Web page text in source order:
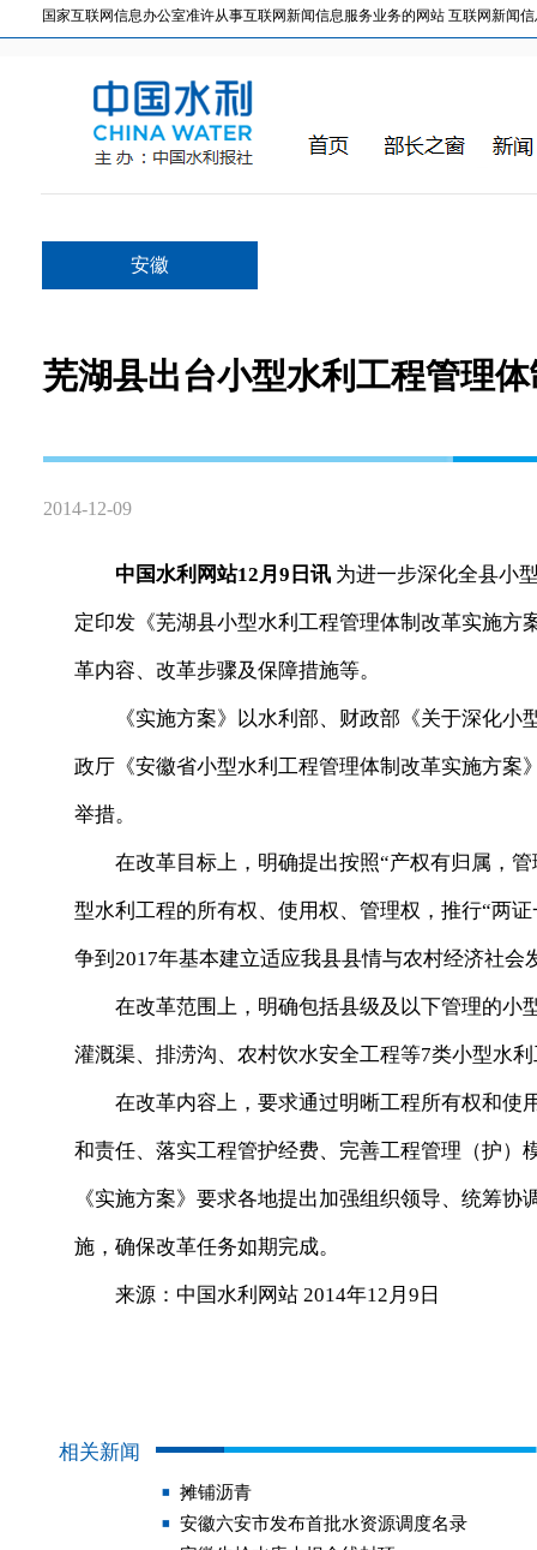
国家互联网信息办公室准许从事互联网新闻信息服务业务的网站 互联网新闻信
安徽
芜湖县出台小型水利工程管理
2014-12-09
中国水利网站12月9日讯 为进一步深化全县小
定印发《芜湖县小型水利工程管理体制改革实施
革内容、改革步骤及保障措施等。
《实施方案》以水利部、财政部《关于深化小
政厅《安徽省小型水利工程管理体制改革实施方
举措。
在改革目标上，明确提出按照“产权有归属，管
型水利工程的所有权、使用权、管理权，推行“两
争到2017年基本建立适应我县县情与农村经济社
在改革范围上，明确包括县级及以下管理的小
灌溉渠、排涝沟、农村饮水安全工程等7类小型水
在改革内容上，要求通过明晰工程所有权和使
和责任、落实工程管护经费、完善工程管理（护
《实施方案》要求各地提出加强组织领导、统筹
施，确保改革任务如期完成。
来源：中国水利网站 2014年12月9日
相关新闻
摊铺沥青
安徽六安市发布首批水资源调度名录